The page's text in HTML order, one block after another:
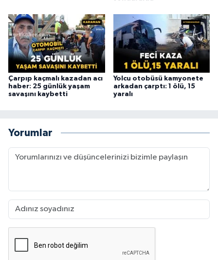
Çarpıp kaçmalı kazadan acı
haber: 25 günlük yaşam
savaşını kaybetti
Yolcu otobüsü kamyonete
arkadan çarptı: 1 ölü, 15
yaralı
Yorumlar